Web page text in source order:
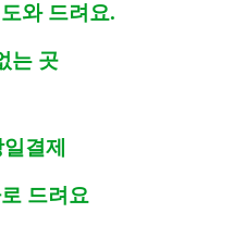
와 드려요.
는 곳
결제
드려요